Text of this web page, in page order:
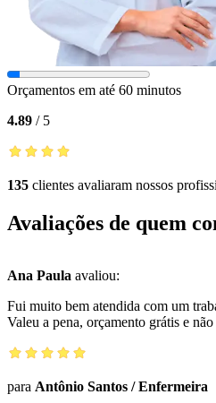
Orçamentos em até 60 minutos
4.89 / 5
135 clientes avaliaram nossos
Avaliações de quem
Ana Paula avaliou:
Fui muito bem atendida com um
Valeu a pena, orçamento grátis e
para Antônio Santos /Enfermeira